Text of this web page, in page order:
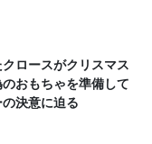
ロースがクリスマス
おもちゃを準備して
決意に迫る